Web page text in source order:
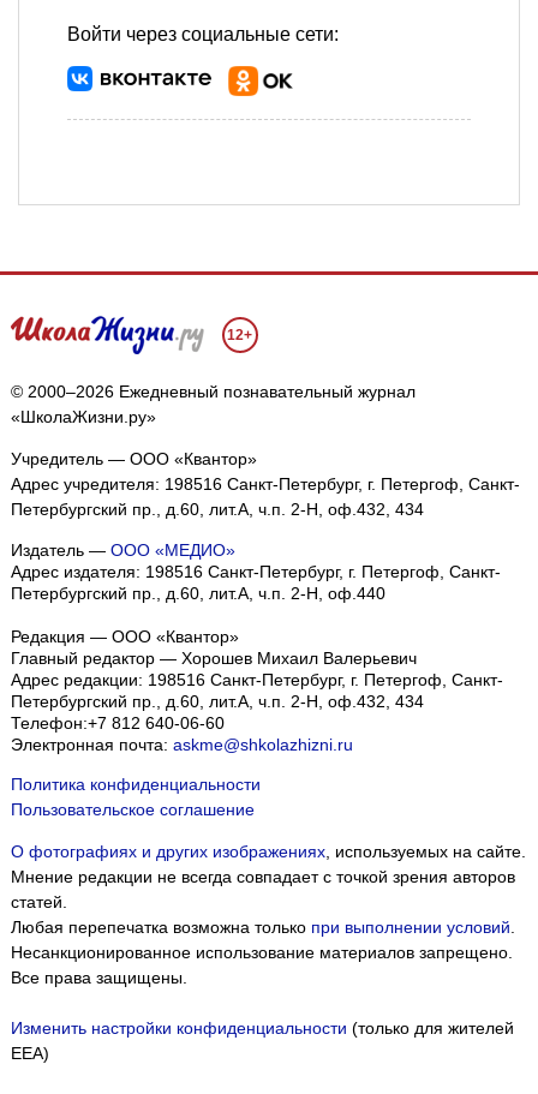
Войти через социальные сети:
12+
© 2000–2026 Ежедневный познавательный журнал
«ШколаЖизни.ру»
Учредитель — ООО «Квантор»
Адрес учредителя: 198516 Санкт-Петербург, г. Петергоф, Санкт-
Петербургский пр., д.60, лит.А, ч.п. 2-Н, оф.432, 434
Издатель — ООО «МЕДИО»
Адрес издателя: 198516 Санкт-Петербург, г. Петергоф, Санкт-
Петербургский пр., д.60, лит.А, ч.п. 2-Н, оф.440
Редакция — ООО «Квантор»
Главный редактор — Хорошев Михаил Валерьевич
Адрес редакции: 198516 Санкт-Петербург, г. Петергоф, Санкт-
Петербургский пр., д.60, лит.А, ч.п. 2-Н, оф.432, 434
Телефон:+7 812 640-06-60
Электронная почта: askme@shkolazhizni.ru
Политика конфиденциальности
Пользовательское соглашение
О фотографиях и других изображениях, используемых на сайте.
Мнение редакции не всегда совпадает с точкой зрения авторов
статей.
Любая перепечатка возможна только при выполнении условий.
Несанкционированное использование материалов запрещено.
Все права защищены.
Изменить настройки конфиденциальности (только для жителей
EEA)